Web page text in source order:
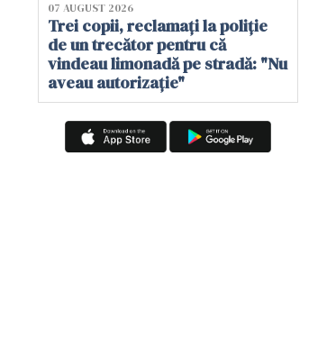
07 AUGUST 2026
Trei copii, reclamați la poliție
de un trecător pentru că
vindeau limonadă pe stradă: "Nu
aveau autorizație"